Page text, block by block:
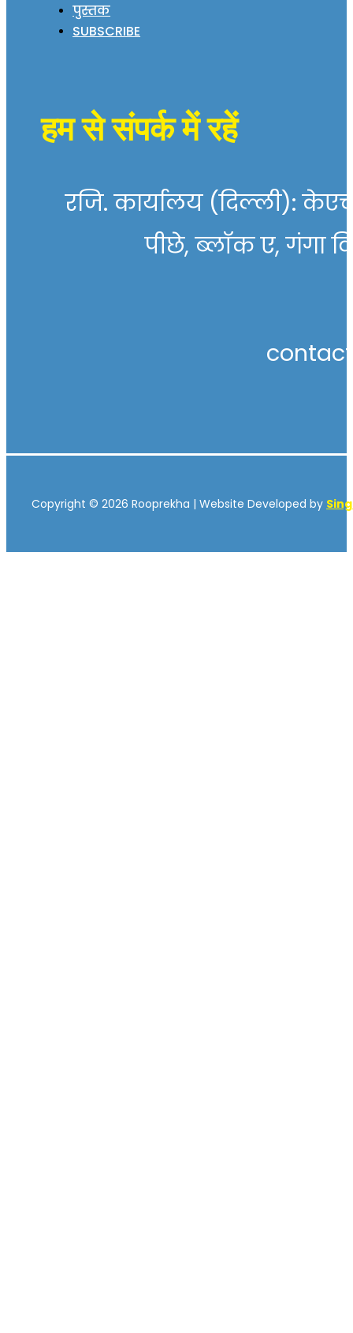
पुस्तक
SUBSCRIBE
हम से संपर्क में रहें
रजि. कार्यालय (दिल्ली):
पीछे, ब्लॉक ए, गंगा
Copyright © 2026 Rooprekha | Website Developed by